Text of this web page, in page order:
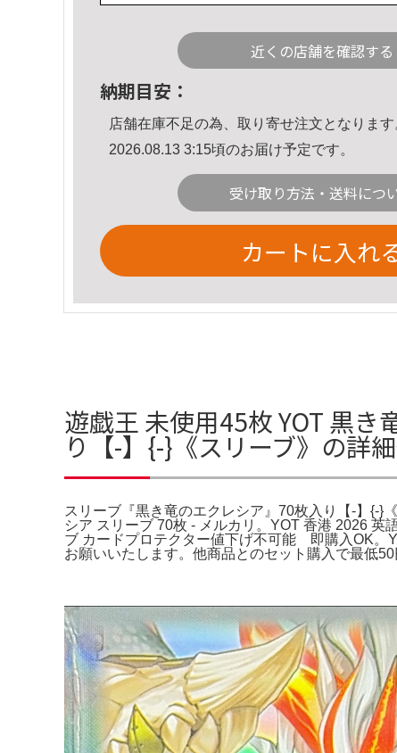
近くの店舗を確認する
納期目安：
店舗在庫不足の為、取り寄せ注文となります
2026.08.13 3:15頃のお届け予定です。
受け取り方法・送料につ
カートに入れ
遊戯王 未使用45枚 YOT 黒
り【-】{-}《スリーブ》の詳
スリーブ『黒き竜のエクレシア』70枚入り【-】{-}
シア スリーブ 70枚 - メルカリ。YOT 香港 2026
ブ カードプロテクター値下げ不可能 即購入OK。
お願いいたします。他商品とのセット購入で最低